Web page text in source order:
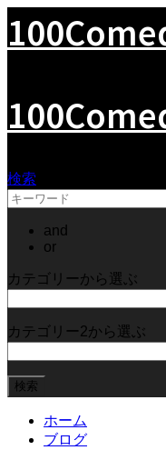
検索
and
or
カテゴリーから選ぶ
カテゴリー2から選ぶ
ホーム
ブログ